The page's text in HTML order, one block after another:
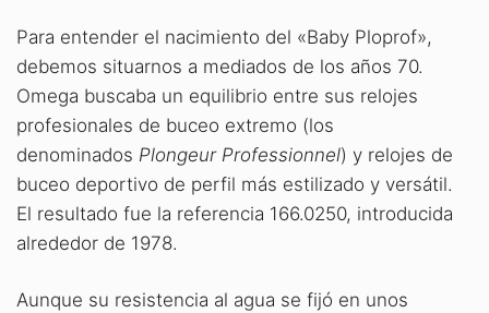
Para entender el nacimiento del «Baby Ploprof»,
debemos situarnos a mediados de los años 70.
Omega buscaba un equilibrio entre sus relojes
profesionales de buceo extremo (los
denominados Plongeur Professionnel) y relojes de
buceo deportivo de perfil más estilizado y versátil.
El resultado fue la referencia 166.0250, introducida
alrededor de 1978.
Aunque su resistencia al agua se fijó en unos